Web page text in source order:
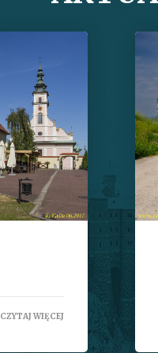
CZYTAJ WIĘCEJ